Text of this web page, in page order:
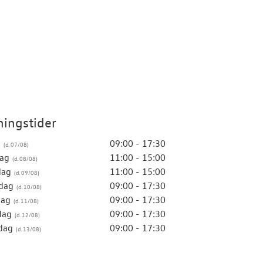
09:00 - 17:30
11:00 - 15:00
11:00 - 15:00
09:00 - 17:30
09:00 - 17:30
09:00 - 17:30
09:00 - 17:30